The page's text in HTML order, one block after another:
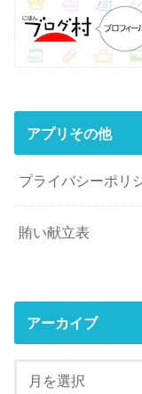
アプリその他
プライバシーポリ
賄い献立表
アーカイブ